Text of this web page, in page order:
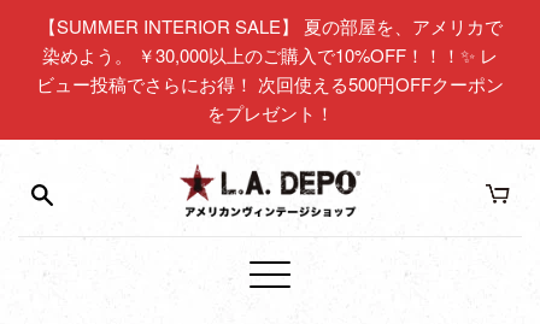
【SUMMER INTERIOR SALE】 夏の部屋を、アメリカで
染めよう。 ￥30,000以上のご購入で10%OFF！！！✨ レ
ビュー投稿でさらにお得！ 次回使える500円OFFクーポン
をプレゼント！
メ